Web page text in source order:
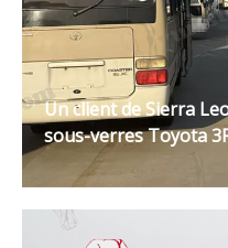
Un client de Sierra
sous-verres Toyota